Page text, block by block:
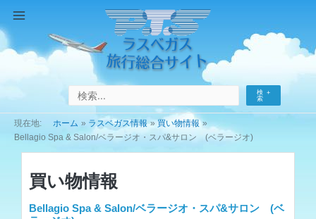
テ
ン
キ
Menu
検
索
ホーム ラスベガス情報
買い物情報
Bellagio Spa & Salon/ベラージオ・スパ&サロン (ベラージオ)
買い物情報
Bellagio Spa & Salon/ベラージオ・スパ&サロン (ベ